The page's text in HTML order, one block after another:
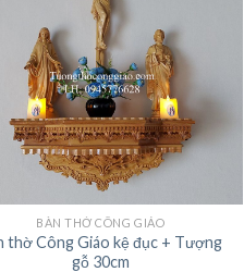
BÀN THỜ CÔNG GIÁO
thờ Công Giáo kệ đục + Tượng
gỗ 30cm